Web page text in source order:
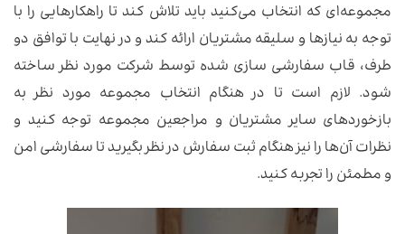
مجموعه‌ای که انتخاب می‌کنید باید تلاش کند تا راهکارهایی را با
توجه به نیازها و سلیقه مشتریان ارائه کند و در نهایت با توافق دو
طرف، قاب سفارشی سازی شده توسط شرکت مورد نظر ساخته
شود. لازم است تا در هنگام انتخاب مجموعه مورد نظر به
بازخوردهای سایر مشتریان و مراجعین مجموعه توجه کنید و
نظرات آن‌ها را نیز هنگام ثبت سفارش در نظر بگیرید تا سفارشی امن
و مطمئن را تجربه کنید.